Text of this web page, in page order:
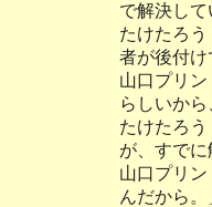
で解決して
たけたろ
者が後付
山口プリ
らしいから
たけたろ
が、すで
山口プリ
んだから。